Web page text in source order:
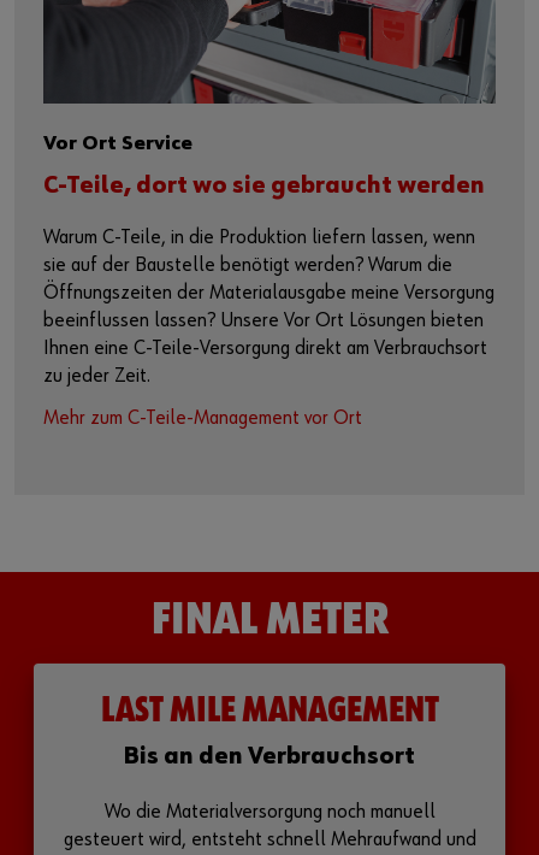
Vor Ort Service
C-Teile, dort wo sie gebraucht werden
Warum C-Teile, in die Produktion liefern lassen, wenn
sie auf der Baustelle benötigt werden? Warum die
Öffnungszeiten der Materialausgabe meine Versorgung
beeinflussen lassen? Unsere Vor Ort Lösungen bieten
Ihnen eine C-Teile-Versorgung direkt am Verbrauchsort
zu jeder Zeit.
Mehr zum C-Teile-Management vor Ort
FINAL METER
LAST MILE MANAGEMENT
Bis an den Verbrauchsort
Wo die Materialversorgung noch manuell
gesteuert wird, entsteht schnell Mehraufwand und